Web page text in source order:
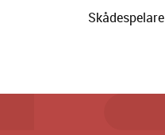
Skådespelare